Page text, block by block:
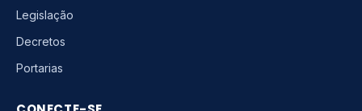
Legislação
Decretos
Portarias